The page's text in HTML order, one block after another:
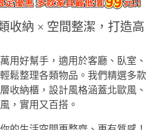
收納 × 空間整潔，打造高
用好幫手，適用於客廳、臥室、
鬆整理各類物品。我們精選多款
收納櫃，設計風格涵蓋北歐風、
，實用又百搭。